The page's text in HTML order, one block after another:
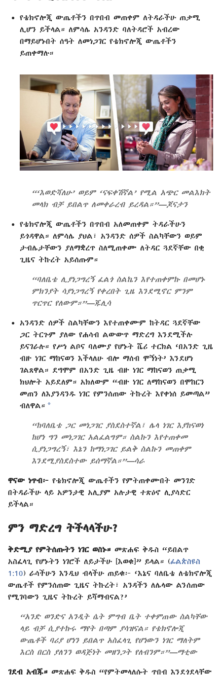
የቴክኖሎጂ ውጤቶችን በጥበብ መጠቀም ለትዳራችሁ ጠቃሚ
ሊሆን ይችላል። ለምሳሌ አንዳንድ ባለትዳሮች አብረው
በማይሆኑበት ሰዓት ለመነጋገር የቴክኖሎጂ ውጤቶችን
ይጠቀማሉ።
“‘እወድሻለሁ’ ወይም ‘ናፍቀሽኛል’ የሚል አጭር መልእክት
መላክ ብቻ ይበልጥ ለመቀራረብ ይረዳል።”—ጆናታን
የቴክኖሎጂ ውጤቶችን በጥበብ አለመጠቀም ትዳራችሁን
ይጎዳዋል። ለምሳሌ ያህል፣ አንዳንድ ሰዎች ስልካቸውን ወይም
ታብሌታቸውን ያለማቋረጥ ስለሚጠቀሙ ለትዳር ጓደኛቸው በቂ
ጊዜና ትኩረት አይሰጡም።
“ባለቤቴ ሊያነጋግረኝ ፈልጎ ስልኬን እየተጠቀምኩ በመሆኑ
ምክንያት ሳያነጋግረኝ የቀረበት ጊዜ እንደሚኖር ምንም
ጥርጥር የለውም።”—ጁሊሳ
አንዳንድ ሰዎች ስልካቸውን እየተጠቀሙም ከትዳር ጓደኛቸው
ጋር ትርጉም ያለው የሐሳብ ልውውጥ ማድረግ እንደሚችሉ
ይናገራሉ። የሥነ ልቦና ባለሙያ የሆኑት ሼሪ ተርክል ‘በአንድ ጊዜ
ብዙ ነገር ማከናወን እችላለሁ ብሎ ማሰብ ሞኝነት’ እንደሆነ
ገልጸዋል። ደግሞም በአንድ ጊዜ ብዙ ነገር ማከናወን ጠቃሚ
ክህሎት አይደለም። አክለውም “ብዙ ነገር ለማከናወን በሞከርን
መጠን ለእያንዳንዱ ነገር የምንሰጠው ትኩረት እየቀነሰ ይመጣል”
ብለዋል። a
“ከባለቤቴ ጋር መነጋገር ያስደስተኛል፤ ሌላ ነገር እያከናወነ
ከሆነ ግን መነጋገር አልፈልግም። ስልኩን እየተጠቀመ
ሲያነጋግረኝ፣ እኔን ከማነጋገር ይልቅ ስልኩን መጠቀም
እንደሚያስደስተው ይሰማኛል።”—ሳራ
ዋናው ነጥብ፦ የቴክኖሎጂ ውጤቶችን የምትጠቀሙበት መንገድ
በትዳራችሁ ላይ አዎንታዊ አሊያም አሉታዊ ተጽዕኖ ሊያሳድር
ይችላል።
ምን ማድረግ ትችላላችሁ?
ቅድሚያ የምትሰጡትን ነገር ወስኑ። መጽሐፍ ቅዱስ “ይበልጥ
አስፈላጊ የሆኑትን ነገሮች ለይታችሁ [እወቁ]” ይላል። (ፊልጵስዩስ
1:10) ራሳችሁን እንዲህ ብላችሁ ጠይቁ፦ ‘እኔና ባለቤቴ ለቴክኖሎጂ
ውጤቶች የምንሰጠው ጊዜና ትኩረት፣ አንዳችን ለሌላው ልንሰጠው
የሚገባውን ጊዜና ትኩረት ይሻማብናል?’
“አንድ ወንድና አንዲት ሴት ምግብ ቤት ተቀምጠው ስልካቸው
ላይ ብቻ ሲያተኩሩ ማየት በጣም ያሳዝናል። የቴክኖሎጂ
ውጤቶች ባሪያ ሆነን ይበልጥ አስፈላጊ የሆነውን ነገር ማለትም
እርስ በርስ ያለንን ወዳጅነት መዘንጋት የለብንም።”—ማቲው
ገደብ አብጁ። መጽሐፍ ቅዱስ “የምትመላለሱት ጥበብ እንደጎደላቸው